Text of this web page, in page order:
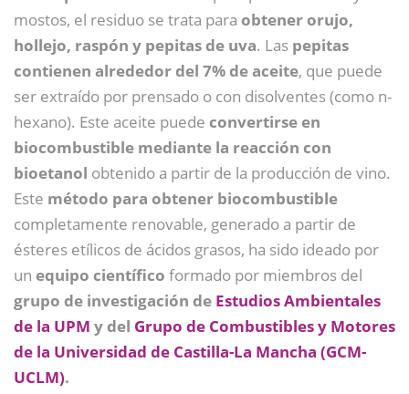
mostos, el residuo se trata para obtener orujo,
hollejo, raspón y pepitas de uva. Las pepitas
contienen alrededor del 7% de aceite, que puede
ser extraído por prensado o con disolventes (como n-
hexano). Este aceite puede convertirse en
biocombustible mediante la reacción con
bioetanol obtenido a partir de la producción de vino.
Este método para obtener biocombustible
completamente renovable, generado a partir de
ésteres etílicos de ácidos grasos, ha sido ideado por
un equipo científico formado por miembros del
grupo de investigación de Estudios Ambientales
de la UPM y del Grupo de Combustibles y Motores
de la Universidad de Castilla-La Mancha (GCM-
UCLM).